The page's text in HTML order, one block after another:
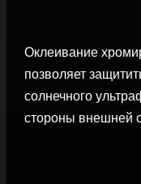
Оклеивание
позволяет
солнечного
стороны внешней